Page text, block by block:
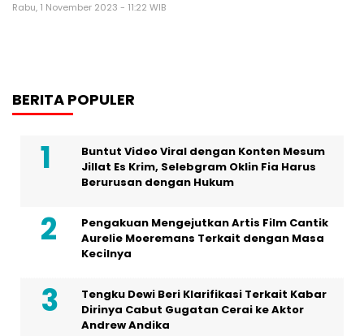
Rabu, 1 November 2023 - 11:22 WIB
BERITA POPULER
Buntut Video Viral dengan Konten Mesum
Jillat Es Krim, Selebgram Oklin Fia Harus
Berurusan dengan Hukum
Pengakuan Mengejutkan Artis Film Cantik
Aurelie Moeremans Terkait dengan Masa
Kecilnya
Tengku Dewi Beri Klarifikasi Terkait Kabar
Dirinya Cabut Gugatan Cerai ke Aktor
Andrew Andika